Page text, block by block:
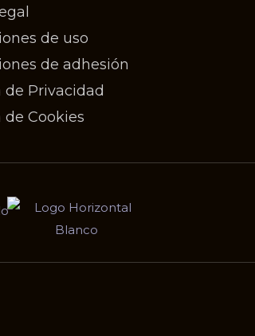
de uso
de adhesión
de Privacidad
de Cookies